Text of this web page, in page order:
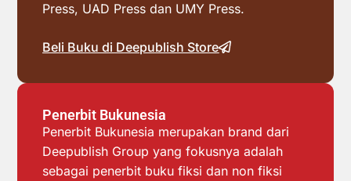
Press, UAD Press dan UMY Press.
Beli Buku di Deepublish Store
Penerbit Bukunesia
Penerbit Bukunesia merupakan brand dari
Deepublish Group yang fokusnya adalah
sebagai penerbit buku fiksi dan non fiksi